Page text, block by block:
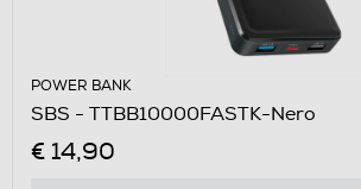
POWER BANK
SBS - TTBB10000FASTK-Nero
€ 14,90